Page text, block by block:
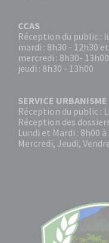
CCAS
Réception du public :
mardi : 8h30 - 12h30
mercredi : 8h30- 13h00
jeudi : 8h30 - 13h00
SERVICE URBANISME
Réception du public :
Réception des
Lundi et Mardi : 8h00
Mercredi, Jeudi,